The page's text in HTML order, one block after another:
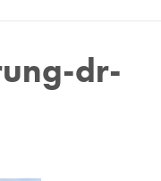
dr-